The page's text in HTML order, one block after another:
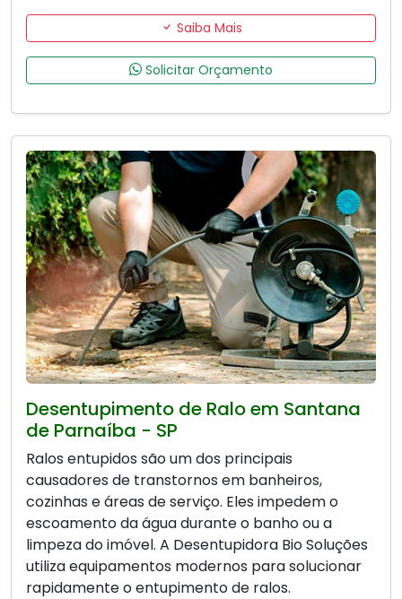
Saiba Mais
Solicitar Orçamento
Desentupimento de Ralo em Santana
de Parnaíba - SP
Ralos entupidos são um dos principais
causadores de transtornos em banheiros,
cozinhas e áreas de serviço. Eles impedem o
escoamento da água durante o banho ou a
limpeza do imóvel. A Desentupidora Bio Soluções
utiliza equipamentos modernos para solucionar
rapidamente o entupimento de ralos.